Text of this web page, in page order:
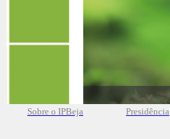
Sobre o IPBeja Presidência